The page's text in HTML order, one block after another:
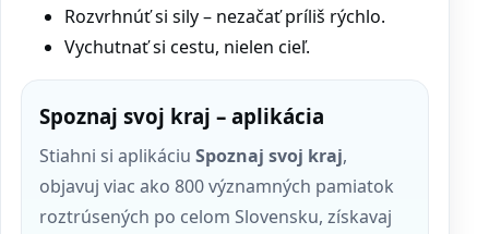
Rozvrhnúť si sily – nezačať príliš rýchlo.
Vychutnať si cestu, nielen cieľ.
Spoznaj svoj kraj – aplikácia
Stiahni si aplikáciu Spoznaj svoj kraj,
objavuj viac ako 800 významných pamiatok
roztrúsených po celom Slovensku, získavaj